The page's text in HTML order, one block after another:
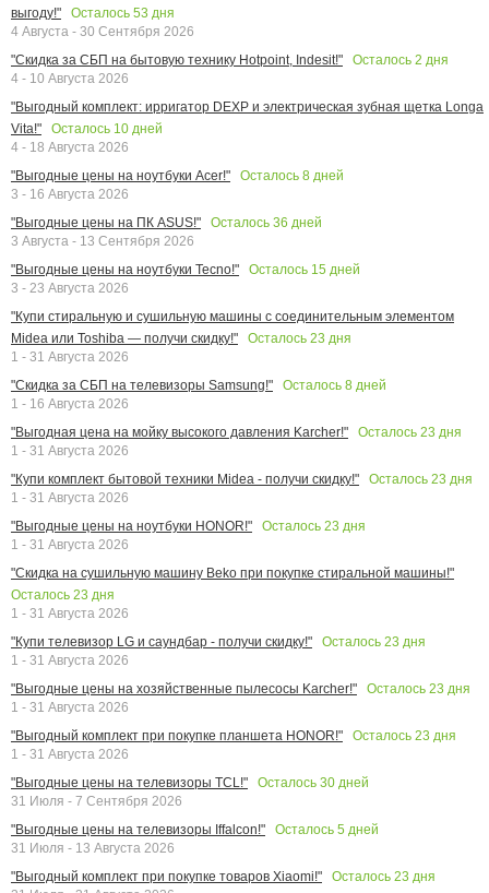
выгоду!"
Осталось 53 дня
4 Августа - 30 Сентября 2026
"Скидка за СБП на бытовую технику Hotpoint, Indesit!"
Осталось 2 дня
4 - 10 Августа 2026
"Выгодный комплект: ирригатор DEXP и электрическая зубная щетка Longa
Vita!"
Осталось 10 дней
4 - 18 Августа 2026
"Выгодные цены на ноутбуки Acer!"
Осталось 8 дней
3 - 16 Августа 2026
"Выгодные цены на ПК ASUS!"
Осталось 36 дней
3 Августа - 13 Сентября 2026
"Выгодные цены на ноутбуки Tecno!"
Осталось 15 дней
3 - 23 Августа 2026
"Купи стиральную и сушильную машины с соединительным элементом
Midea или Toshiba — получи скидку!"
Осталось 23 дня
1 - 31 Августа 2026
"Скидка за СБП на телевизоры Samsung!"
Осталось 8 дней
1 - 16 Августа 2026
"Выгодная цена на мойку высокого давления Karcher!"
Осталось 23 дня
1 - 31 Августа 2026
"Купи комплект бытовой техники Midea - получи скидку!"
Осталось 23 дня
1 - 31 Августа 2026
"Выгодные цены на ноутбуки HONOR!"
Осталось 23 дня
1 - 31 Августа 2026
"Скидка на сушильную машину Beko при покупке стиральной машины!"
Осталось 23 дня
1 - 31 Августа 2026
"Купи телевизор LG и саундбар - получи скидку!"
Осталось 23 дня
1 - 31 Августа 2026
"Выгодные цены на хозяйственные пылесосы Karcher!"
Осталось 23 дня
1 - 31 Августа 2026
"Выгодный комплект при покупке планшета HONOR!"
Осталось 23 дня
1 - 31 Августа 2026
"Выгодные цены на телевизоры TCL!"
Осталось 30 дней
31 Июля - 7 Сентября 2026
"Выгодные цены на телевизоры Iffalcon!"
Осталось 5 дней
31 Июля - 13 Августа 2026
"Выгодный комплект при покупке товаров Xiaomi!"
Осталось 23 дня